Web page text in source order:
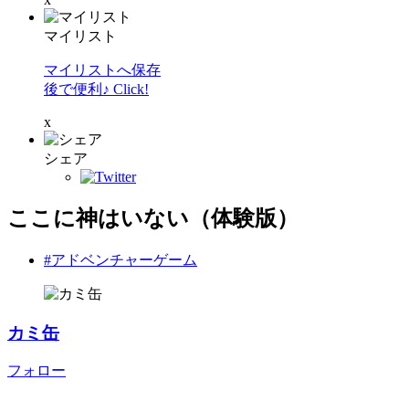
マイリスト
マイリストへ保存
後で便利♪ Click!
x
シェア
ここに神はいない（体験版）
#アドベンチャーゲーム
カミ缶
フォロー